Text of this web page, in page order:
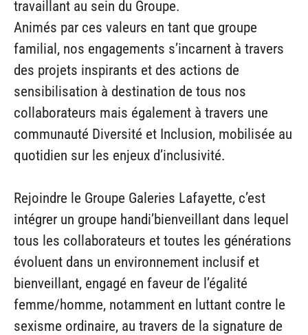
travaillant au sein du Groupe.
Animés par ces valeurs en tant que groupe
familial, nos engagements s’incarnent à travers
des projets inspirants et des actions de
sensibilisation à destination de tous nos
collaborateurs mais également à travers une
communauté Diversité et Inclusion, mobilisée au
quotidien sur les enjeux d’inclusivité.
Rejoindre le Groupe Galeries Lafayette, c’est
intégrer un groupe handi’bienveillant dans lequel
tous les collaborateurs et toutes les générations
évoluent dans un environnement inclusif et
bienveillant, engagé en faveur de l’égalité
femme/homme, notamment en luttant contre le
sexisme ordinaire, au travers de la signature de